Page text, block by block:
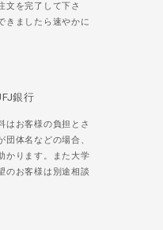
文を完了して下さ
きましたら速やかに
銀行
はお客様の負担とさ
団体名などの場合、
かります。また大学
のお客様は別途相談